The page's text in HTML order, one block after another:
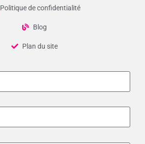
Politique de confidentialité
Blog
Plan du site